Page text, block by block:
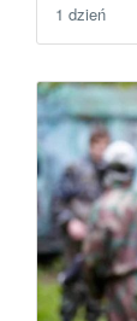
1 dzień